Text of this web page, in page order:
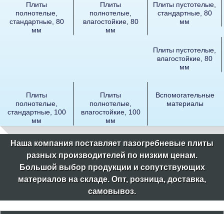
Плиты
полнотелые,
стандартные, 80
мм
Плиты
полнотелые,
влагостойкие, 80
мм
Плиты пустотелые,
стандартные, 80
мм
Плиты пустотелые,
влагостойкие, 80
мм
Плиты
полнотелые,
стандартные, 100
мм
Плиты
полнотелые,
влагостойкие, 100
мм
Вспомогательные
материалы
Наша компания поставляет пазогребневые плиты
разных производителей по низким ценам.
Большой выбор продукции и сопутствующих
материалов на складе. Опт, розница, доставка,
самовывоз.